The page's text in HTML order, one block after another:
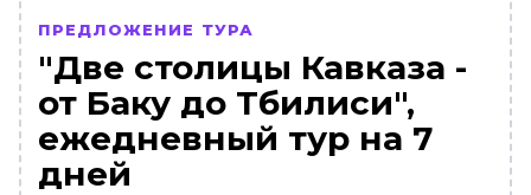
ПРЕДЛОЖЕНИЕ ТУРА
"Две столицы Кавказа -
от Баку до Тбилиси",
ежедневный тур на 7
дней